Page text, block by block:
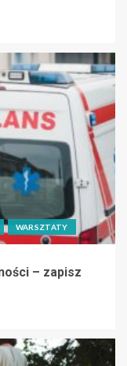
WARSZTATY
– zapisz